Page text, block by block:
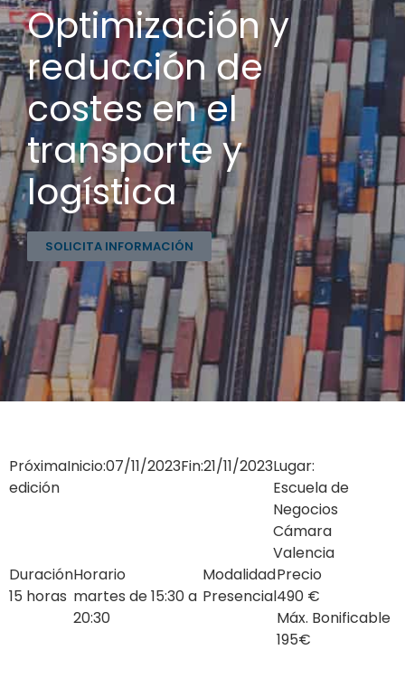
Optimización y
reducción de
costes en el
transporte y
logística
SOLICITA INFORMACIÓN
Próxima
edición
Inicio:07/11/2023Fin:21/11/2023Lugar:
Escuela de
Negocios
Cámara
Valencia
Duración
15 horas
Horario
martes de 15:30 a
20:30
Modalidad
Presencial
Precio
490 €
Máx. Bonificable
195€